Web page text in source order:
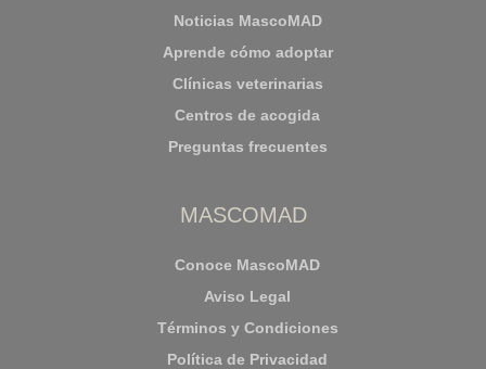
Noticias MascoMAD
Aprende cómo adoptar
Clínicas veterinarias
Centros de acogida
Preguntas frecuentes
MASCOMAD
Conoce MascoMAD
Aviso Legal
Términos y Condiciones
Política de Privacidad